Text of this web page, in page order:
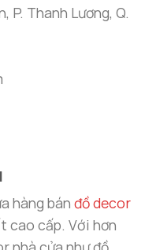
P. Thanh Lương, Q.
hàng bán đồ decor
cao cấp. Với hơn